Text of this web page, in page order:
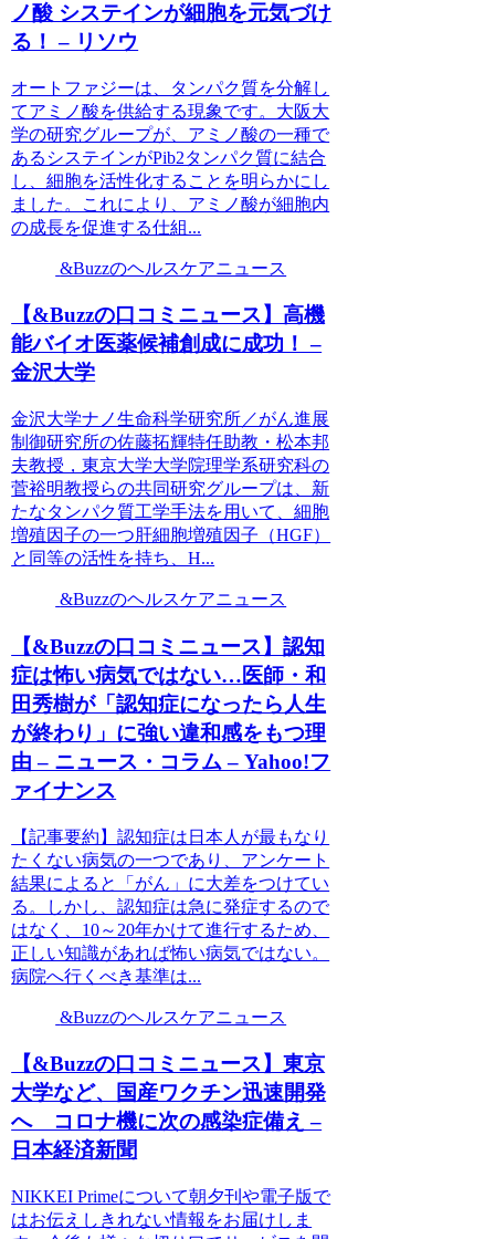
ノ酸 システインが細胞を元気づけ
る！ – リソウ
オートファジーは、タンパク質を分解し
てアミノ酸を供給する現象です。大阪大
学の研究グループが、アミノ酸の一種で
あるシステインがPib2タンパク質に結合
し、細胞を活性化することを明らかにし
ました。これにより、アミノ酸が細胞内
の成長を促進する仕組...
&Buzzのヘルスケアニュース
【&Buzzの口コミニュース】高機
能バイオ医薬候補創成に成功！ –
金沢大学
金沢大学ナノ生命科学研究所／がん進展
制御研究所の佐藤拓輝特任助教・松本邦
夫教授，東京大学大学院理学系研究科の
菅裕明教授らの共同研究グループは、新
たなタンパク質工学手法を用いて、細胞
増殖因子の一つ肝細胞増殖因子（HGF）
と同等の活性を持ち、H...
&Buzzのヘルスケアニュース
【&Buzzの口コミニュース】認知
症は怖い病気ではない…医師・和
田秀樹が「認知症になったら人生
が終わり」に強い違和感をもつ理
由 – ニュース・コラム – Yahoo!フ
ァイナンス
【記事要約】認知症は日本人が最もなり
たくない病気の一つであり、アンケート
結果によると「がん」に大差をつけてい
る。しかし、認知症は急に発症するので
はなく、10～20年かけて進行するため、
正しい知識があれば怖い病気ではない。
病院へ行くべき基準は...
&Buzzのヘルスケアニュース
【&Buzzの口コミニュース】東京
大学など、国産ワクチン迅速開発
へ コロナ機に次の感染症備え –
日本経済新聞
NIKKEI Primeについて朝夕刊や電子版で
はお伝えしきれない情報をお届けしま